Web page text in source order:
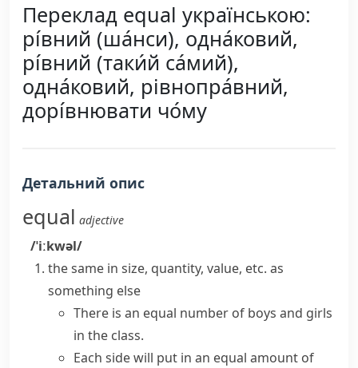
Переклад equal українською:
рі́вний (ша́нси), одна́ковий,
рі́вний (таки́й са́мий),
одна́ковий, рівнопра́вний,
дорі́внювати чо́му
Детальний опис
equal adjective
/ˈiːkwəl/
the same in size, quantity, value, etc. as
something else
There is an equal number of boys and girls
in the class.
Each side will put in an equal amount of